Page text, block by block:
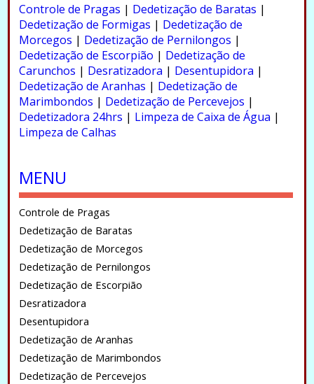
Controle de Pragas | Dedetização de Baratas |
Dedetização de Formigas | Dedetização de
Morcegos | Dedetização de Pernilongos |
Dedetização de Escorpião | Dedetização de
Carunchos | Desratizadora | Desentupidora |
Dedetização de Aranhas | Dedetização de
Marimbondos | Dedetização de Percevejos |
Dedetizadora 24hrs | Limpeza de Caixa de Água |
Limpeza de Calhas
MENU
Controle de Pragas
Dedetização de Baratas
Dedetização de Morcegos
Dedetização de Pernilongos
Dedetização de Escorpião
Desratizadora
Desentupidora
Dedetização de Aranhas
Dedetização de Marimbondos
Dedetização de Percevejos